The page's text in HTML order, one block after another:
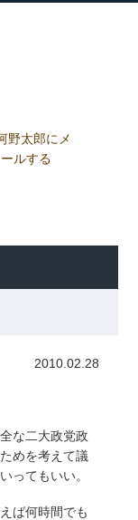
2010.02.28
な二大政党政
めを考えて議
ってもいい。
ば何時間でも